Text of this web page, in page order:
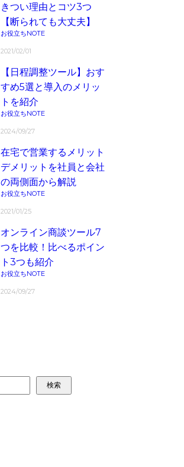
きつい理由とコツ3つ
【断られても大丈夫】
2021/02/01
お役立ちNOTE
【日程調整ツール】おす
すめ5選と導入のメリッ
トを紹介
2024/09/27
お役立ちNOTE
在宅で営業するメリット
デメリットを社員と会社
の両側面から解説
2021/01/25
お役立ちNOTE
オンライン商談ツール7
つを比較！比べるポイン
ト3つも紹介
2024/09/27
お役立ちNOTE
検索